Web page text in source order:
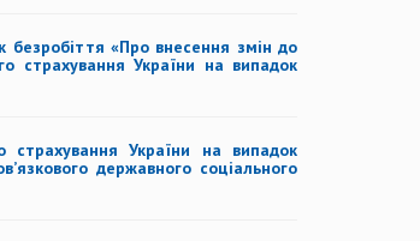
безробіття «Про внесення змін до
страхування України на випадок
страхування України на випадок
державного соціального